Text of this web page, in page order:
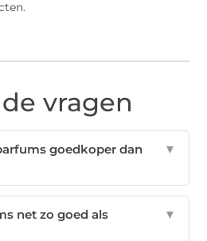
vragen
goedkoper dan
▼
net zo goed als
▼